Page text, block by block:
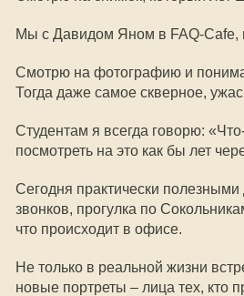
Мы с Давидом Яном в FAQ-Cafe,
Смотрю на фотографию и
Тогда даже самое скверное,
Студентам я всегда говорю:
посмотреть на это как бы лет
Сегодня практически
звонков, прогулка по
что происходит в офисе.
Не только в реальной жизни
новые портреты – лица тех, кто